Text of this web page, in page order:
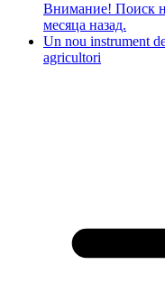
Внимание! Поиск
месяца назад.
Un nou instrument
agricultori